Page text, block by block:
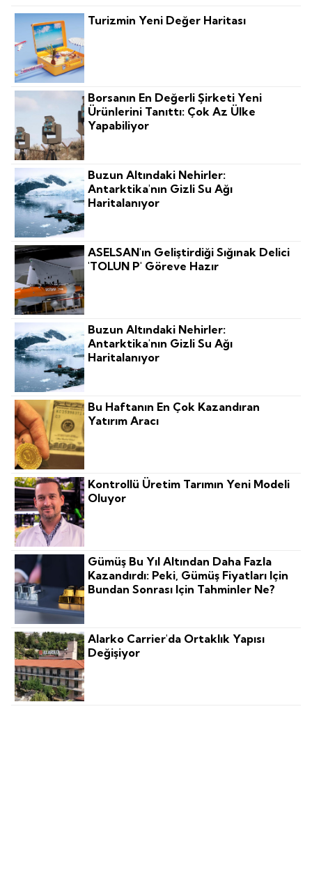
Turizmin Yeni Değer Haritası
Borsanın En Değerli Şirketi Yeni
Ürünlerini Tanıttı: Çok Az Ülke
Yapabiliyor
Buzun Altındaki Nehirler:
Antarktika'nın Gizli Su Ağı
Haritalanıyor
ASELSAN'ın Geliştirdiği Sığınak Delici
'TOLUN P' Göreve Hazır
Buzun Altındaki Nehirler:
Antarktika'nın Gizli Su Ağı
Haritalanıyor
Bu Haftanın En Çok Kazandıran
Yatırım Aracı
Kontrollü Üretim Tarımın Yeni Modeli
Oluyor
Gümüş Bu Yıl Altından Daha Fazla
Kazandırdı: Peki, Gümüş Fiyatları Için
Bundan Sonrası Için Tahminler Ne?
Alarko Carrier'da Ortaklık Yapısı
Değişiyor